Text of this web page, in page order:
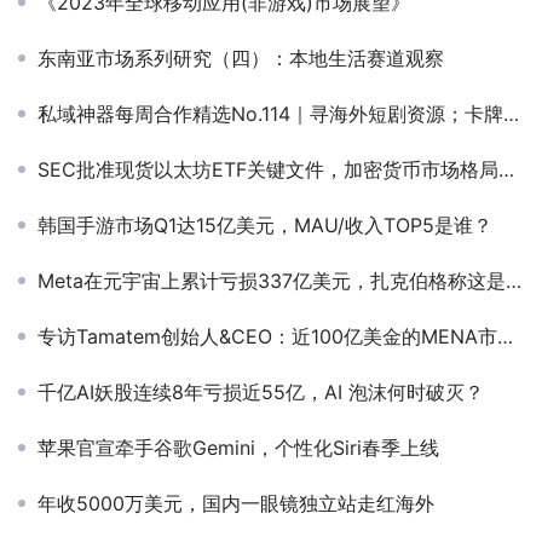
东南亚市场系列研究（四）：本地生活赛道观察
私域神器每周合作精选No.114｜寻海外短剧资源；卡牌、IAA、小游戏寻海外发行；韩国游戏发行商寻手游产品
SEC批准现货以太坊ETF关键文件，加密货币市场格局将如何变化？
韩国手游市场Q1达15亿美元，MAU/收入TOP5是谁？
Meta在元宇宙上累计亏损337亿美元，扎克伯格称这是一个长期赌注
专访Tamatem创始人&CEO：近100亿美金的MENA市场吸引力“致命”，但开发者表示想走进去并不容易
千亿AI妖股连续8年亏损近55亿，AI 泡沫何时破灭？
苹果官宣牵手谷歌Gemini，个性化Siri春季上线
年收5000万美元，国内一眼镜独立站走红海外